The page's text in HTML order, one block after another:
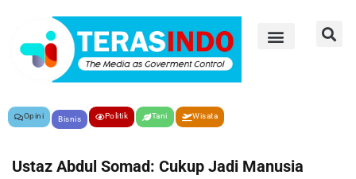
Opini Bisnis Politik Tani Wisata
Ustaz Abdul Somad: Cukup Jadi Manusia